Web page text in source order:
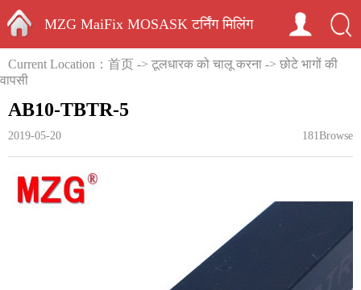
MZG MaiFix MOSASK टर्निंग मिलिंग
कार्बाइड आवेषण अंत मिलिंग काटने के
उपकरणधारक
Current Location： 首页 -> टूलधारक को चालू करना -> छोटे भागों की
वापसी
AB10-TBTR-5
2019-05-20 181Browse